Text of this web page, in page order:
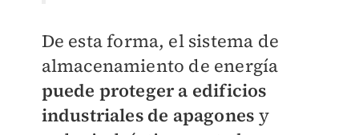
De esta forma, el sistema de
almacenamiento de energía
puede proteger a edificios
industriales de apagones y